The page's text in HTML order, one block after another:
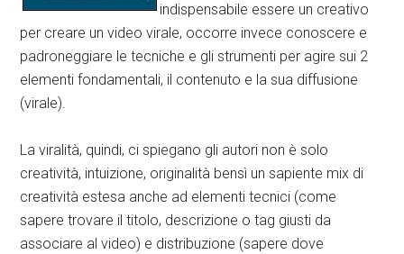
indispensabile essere un creativo
per creare un video virale, occorre invece conoscere e
padroneggiare le tecniche e gli strumenti per agire sui 2
elementi fondamentali, il contenuto e la sua diffusione
(virale).
La viralità, quindi, ci spiegano gli autori non è solo
creatività, intuizione, originalità bensì un sapiente mix di
creatività estesa anche ad elementi tecnici (come
sapere trovare il titolo, descrizione o tag giusti da
associare al video) e distribuzione (sapere dove